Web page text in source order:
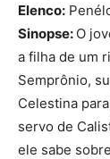
Elenco:
Sinopse: O
a filha de um
Semprônio,
Celestina
servo de
ele sabe